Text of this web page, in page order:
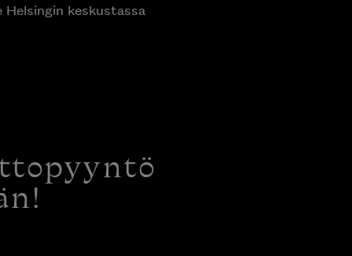
Helsingin keskustassa